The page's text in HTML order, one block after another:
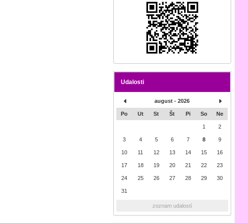
Udalosti
august - 2026
Po Ut St Št Pi So Ne
1 2
3 4 5 6 7 8 9
10 11 12 13 14 15 16
17 18 19 20 21 22 23
24 25 26 27 28 29 30
31
zoznam udalostí